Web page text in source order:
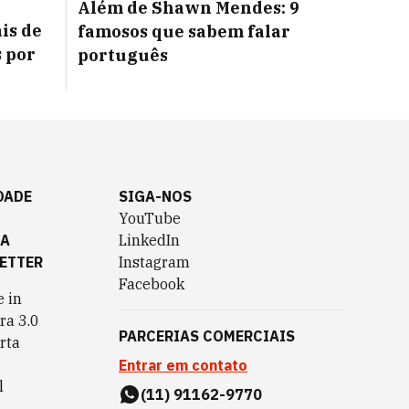
de
por
Além de Shawn Mendes: 9
famosos que sabem falar
português
in
3.0
SIGA-NOS
YouTube
LinkedIn
Instagram
Facebook
PARCERIAS COMERCIAIS
Entrar em contato
(11) 91162-9770